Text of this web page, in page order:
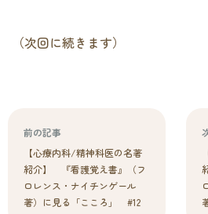
（次回に続きます）
前の記事
【心療内科/精神科医の名著
紹介】 『看護覚え書』（フ
ロレンス・ナイチンゲール
著）に見る「こころ」 #12